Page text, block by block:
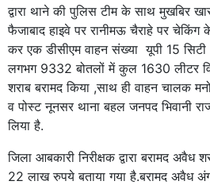
द्वारा थाने की पुलिस टीम के साथ मुखबिर
फैजाबाद हाइवे पर रानीमऊ चैराहे पर चेकिंग
कर एक डीसीएम वाहन संख्या यूपी 15
लगभग 9332 बोतलों में कुल 1630 लीटर
शराब बरामद किया ,साथ ही वाहन चालक
व पोस्ट नूनसर थाना बहल जनपद भिवानी
लिया है.
जिला आबकारी निरीक्षक द्वारा बरामद
22 लाख रुपये बताया गया है.बरामद अवैध